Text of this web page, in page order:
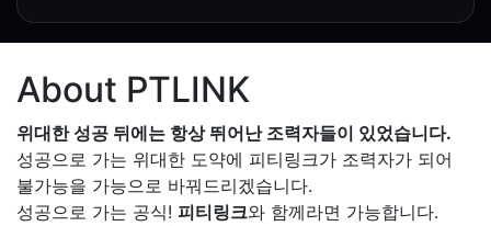
About PTLINK
위대한 성공 뒤에는 항상 뛰어난 조력자들이 있었습니다.
성공으로 가는 위대한 도약에 피티링크가 조력자가 되어
불가능을 가능으로 바꿔드리겠습니다.
성공으로 가는 공식! 피티링크와 함께라면 가능합니다.